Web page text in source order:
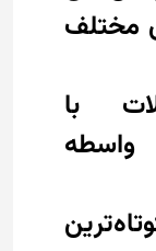
مختلف
با
واسطه